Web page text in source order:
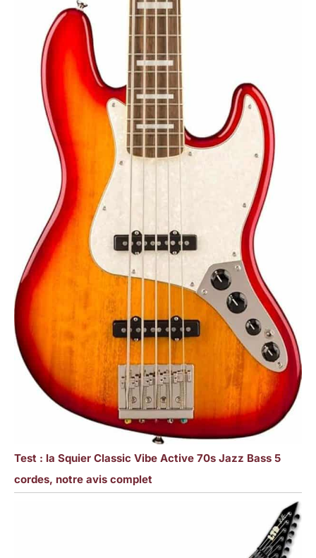
Test : la Squier Classic Vibe Active 70s Jazz Bass 5
cordes, notre avis complet